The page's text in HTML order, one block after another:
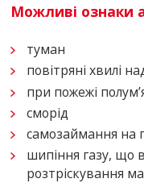
Можливі ознаки
туман
повітряні хвилі
при пожежі
сморід
самозаймання на
шипіння газу, що
розтріскування